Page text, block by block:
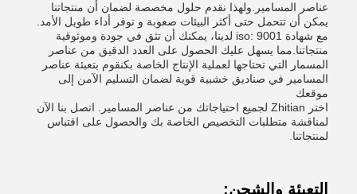
عناصر المسامير.ولهذا نقدم حلول مخصصة لضمان أن منتجاتنا
يمكن أن تتحمل حتى أكثر البيئات صعوبة و توفر أداء طويل الأمد.
مع شهادة iso: 9001 لدينا، يمكنك أن تثق في جودة وموثوقية
منتجاتنا.مما يسهل عليك الحصول على العدد الدقيق من عناصر
المسمار التي تحتاجها لعملية الإنتاج الخاصة بكنقوم بتعبئة عناصر
المسامير في صناديق خشبية قوية لضمان التسليم الآمن إلى
موقعك
اختر Zhitian لجميع احتياجاتك من عناصر المسامير. اتصل بنا الآن
لمناقشة متطلبات التخصيص الخاصة بك والحصول على اقتباس
لمنتجاتنا.
التعبئة والشحن: